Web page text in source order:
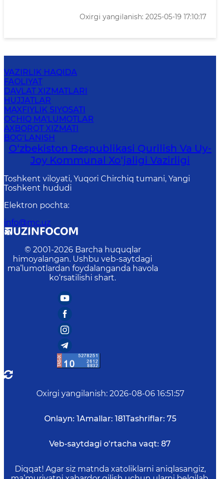
Oxirgi yangilanish: 2025-05-19 17:10:17
VAZIRLIK HAQIDA
FAOLIYAT
DAVLAT XIZMATLARI
HUJJATLAR
MAXFIYLIK SIYOSATI
OCHIQ MA'LUMOTLAR
AXBOROT XIZMATI
BOG‘LANISH
O‘zbekiston Respublikasi Qurilish Va Uy-
Joy Kommunal Xo‘jaligi Vazirligi
Toshkent viloyati, Yuqori Chirchiq tumani, Yangi
Toshkent hududi
Elektron pochta:
info@mc.uz
© 2001-2026 Barcha huquqlar
himoyalangan. Ushbu veb-saytdagi
ma’lumotlardan foydalanganda havola
ko‘rsatilishi shart.
Oxirgi yangilanish: 2026-08-06 16:51:57
Onlayn: 1Amallar: 181Tashriflar: 75
Veb-saytdagi o‘rtacha vaqt: 87
Diqqat! Agar siz matnda xatoliklarni aniqlasangiz,